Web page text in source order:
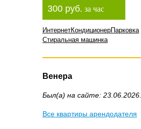
300 руб. за час
ИнтернетКондиционерПарковка
Стиральная машинка
Венера
Был(а) на сайте: 23.06.2026.
Все квартиры арендодателя